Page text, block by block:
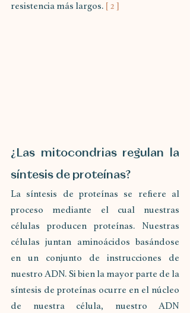
resistencia más largos. [ 2 ]
¿Las mitocondrias regulan la
síntesis de proteínas?
La síntesis de proteínas se refiere al
proceso mediante el cual nuestras
células producen proteínas. Nuestras
células juntan aminoácidos basándose
en un conjunto de instrucciones de
nuestro ADN. Si bien la mayor parte de la
síntesis de proteínas ocurre en el núcleo
de nuestra célula, nuestro ADN